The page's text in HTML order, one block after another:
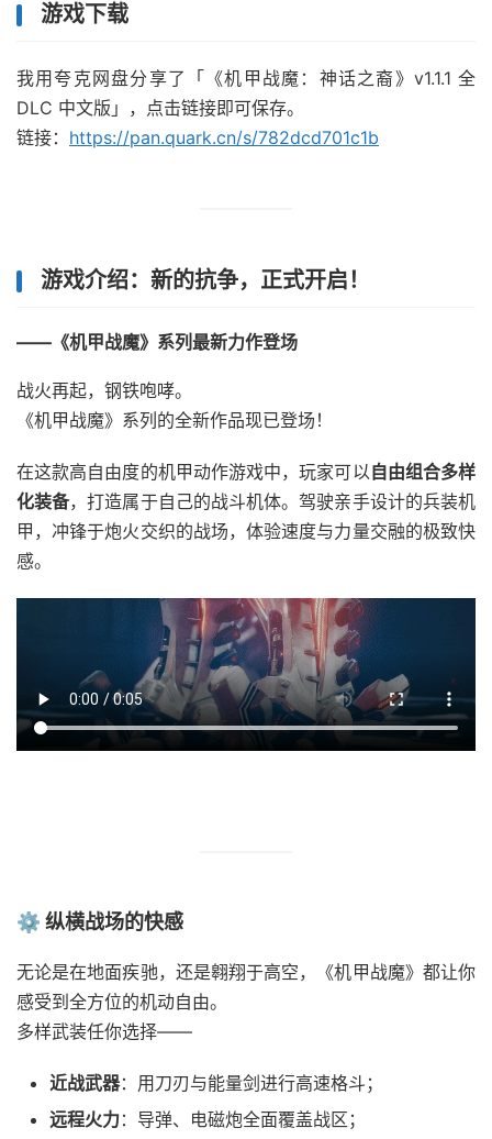
游戏下载
我用夸克网盘分享了「《机甲战魔：神话之裔》v1.1.1 全
DLC 中文版」，点击链接即可保存。
链接： https://pan.quark.cn/s/782dcd701c1b
游戏介绍：新的抗争，正式开启！
——《机甲战魔》系列最新力作登场
战火再起，钢铁咆哮。
《机甲战魔》系列的全新作品现已登场！
在这款高自由度的机甲动作游戏中，玩家可以自由组合多样
化装备，打造属于自己的战斗机体。驾驶亲手设计的兵装机
甲，冲锋于炮火交织的战场，体验速度与力量交融的极致快
感。
⚙ 纵横战场的快感
无论是在地面疾驰，还是翱翔于高空，《机甲战魔》都让你
感受到全方位的机动自由。
多样武装任你选择——
近战武器：用刀刃与能量剑进行高速格斗；
远程火力：导弹、电磁炮全面覆盖战区；